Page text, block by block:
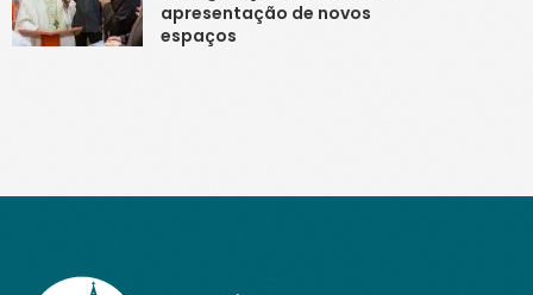
apresentação de novos
espaços